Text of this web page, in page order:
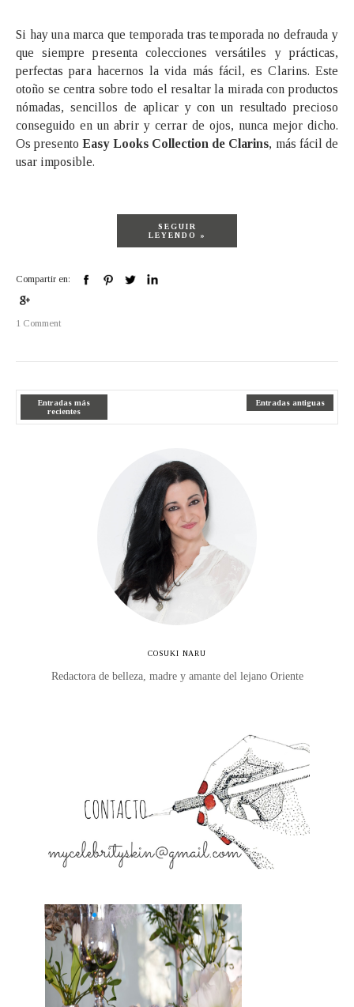
Si hay una marca que temporada tras temporada no defrauda y
que siempre presenta colecciones versátiles y prácticas,
perfectas para hacernos la vida más fácil, es Clarins. Este
otoño se centra sobre todo el resaltar la mirada con productos
nómadas, sencillos de aplicar y con un resultado precioso
conseguido en un abrir y cerrar de ojos, nunca mejor dicho.
Os presentoEasy Looks Collection de Clarins, más fácil de
usar imposible.
SEGUIR
LEYENDO »
Compartir en:
1 Comment
Entradas más
recientes
Entradas antiguas
COSUKI NARU
Redactora de belleza, madre y amante del lejano Oriente